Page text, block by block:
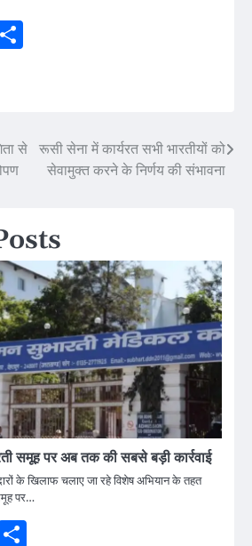
Email
से
रूसी सेना में कार्यरत सभी भारतीयों को
सेवामुक्त करने के निर्णय की संभावना
समूह पर अब तक की सबसे बड़ी कार्रवाई
के खिलाफ चलाए जा रहे विशेष अभियान के तहत
पर…
Email